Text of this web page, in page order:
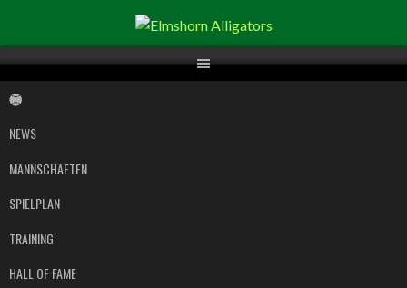
Inhalt
NEWS
MANNSCHAFTEN
SPIELPLAN
TRAINING
HALL OF FAME